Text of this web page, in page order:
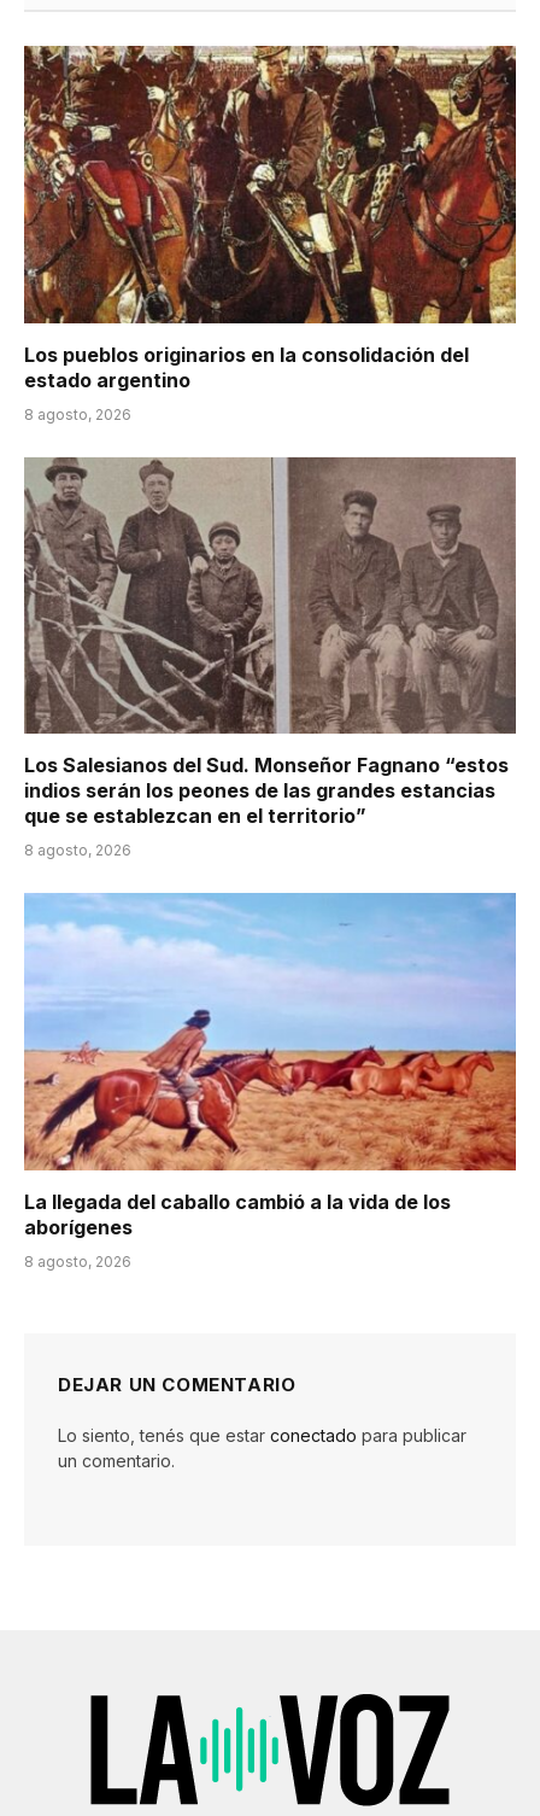
Los pueblos originarios en la consolidación del
estado argentino
8 agosto, 2026
Los Salesianos del Sud. Monseñor Fagnano “estos
indios serán los peones de las grandes estancias
que se establezcan en el territorio”
8 agosto, 2026
La llegada del caballo cambió a la vida de los
aborígenes
8 agosto, 2026
DEJAR UN COMENTARIO
Lo siento, tenés que estar conectado para publicar
un comentario.